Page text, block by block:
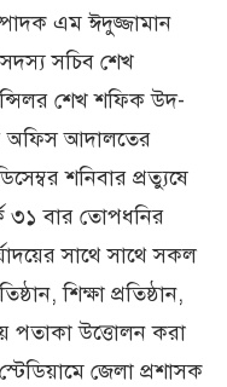
এম ঈদুজ্জামান
সচিব শেখ
শেখ শফিক উদ-
অফিস আদালতের
শনিবার প্রত্যুষে
৩১ বার তোপধনির
সাথে সাথে সকল
শিক্ষা প্রতিষ্ঠান,
পতাকা উত্তোলন করা
জেলা প্রশাসক